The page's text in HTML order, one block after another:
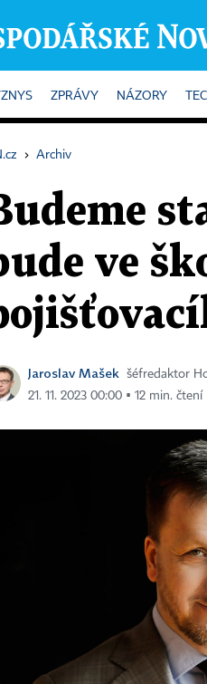
ZPRÁVY NÁZORY
› Archiv
ve
Jaroslav Mašek
šéfredaktor
21. 11. 2023 00:00 ▪ 12 min. čtení